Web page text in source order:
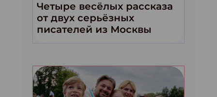
Четыре весёлых рассказа
от двух серьёзных
писателей из Москвы